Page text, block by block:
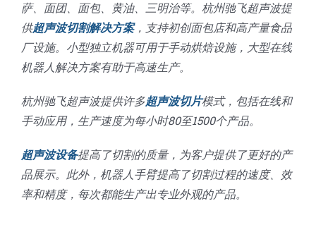
萨、面团、面包、黄油、三明治等。杭州驰飞超声波提
供超声波切割解决方案，支持初创面包店和高产量食品
厂设施。小型独立机器可用于手动烘焙设施，大型在线
机器人解决方案有助于高速生产。
杭州驰飞超声波提供许多超声波切片模式，包括在线和
手动应用，生产速度为每小时80至1500个产品。
超声波设备提高了切割的质量，为客户提供了更好的产
品展示。此外，机器人手臂提高了切割过程的速度、效
率和精度，每次都能生产出专业外观的产品。